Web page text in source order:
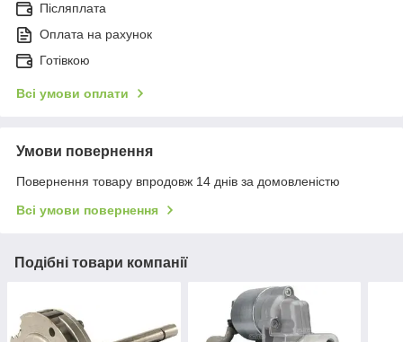
Післяплата
Оплата на рахунок
Готівкою
Всі умови оплати
Умови повернення
Повернення товару впродовж 14 днів за домовленістю
Всі умови повернення
Подібні товари компанії